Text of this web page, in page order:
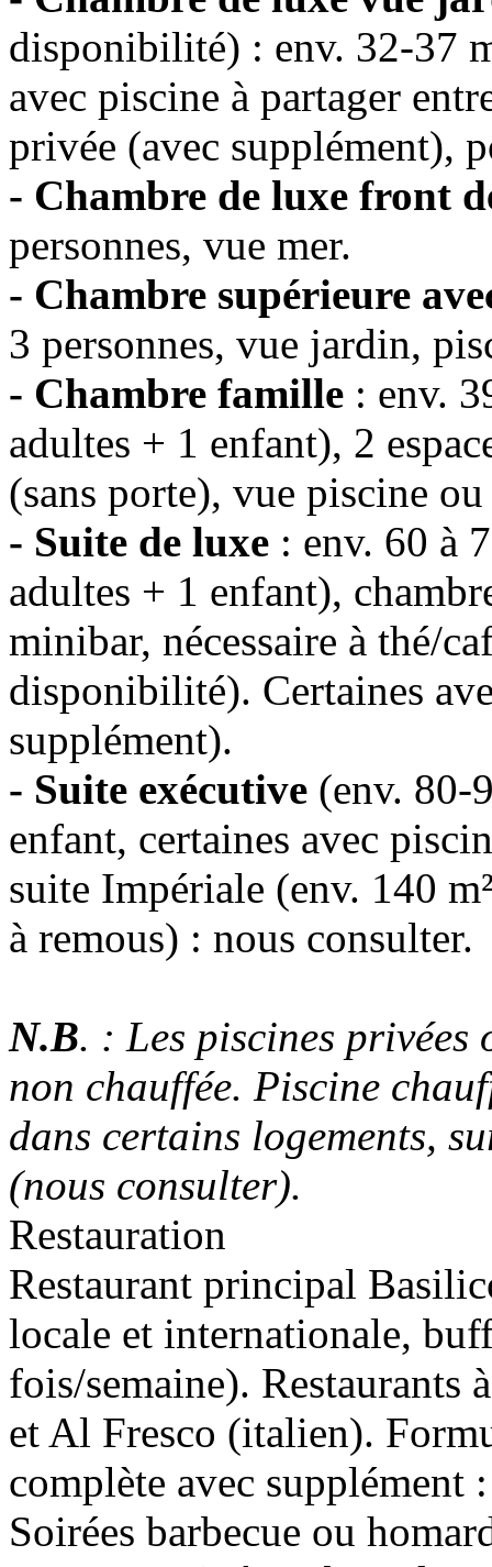
disponibilité) : env. 32-37
avec piscine à partager
privée (avec supplément),
- Chambre de luxe front
personnes, vue mer.
- Chambre supérieure
3 personnes, vue jardin,
- Chambre famille : env.
adultes + 1 enfant), 2
(sans porte), vue piscine
- Suite de luxe : env. 60 à
adultes + 1 enfant),
minibar, nécessaire à thé/
disponibilité). Certaines
supplément).
- Suite exécutive (env. 80-
enfant, certaines avec
suite Impériale (env. 140
à remous) : nous consulter.
N.B. : Les piscines privées
non chauffée. Piscine
dans certains logements,
(nous consulter).
Restauration
Restaurant principal
locale et internationale,
fois/semaine). Restaurants
et Al Fresco (italien).
complète avec supplément
Soirées barbecue ou